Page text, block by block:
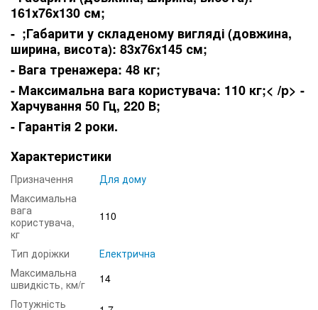
161х76х130 см;
- ;Габарити у складеному вигляді (довжина,
ширина, висота): 83х76х145 см;
- Вага тренажера: 48 кг;
- Максимальна вага користувача: 110 кг;< /p> -
Харчування 50 Гц, 220 В;
- Гарантія 2 роки.
Характеристики
Призначення
Для дому
Максимальна
вага
користувача,
кг
110
Тип доріжки
Електрична
Максимальна
швидкість, км/г
14
Потужність